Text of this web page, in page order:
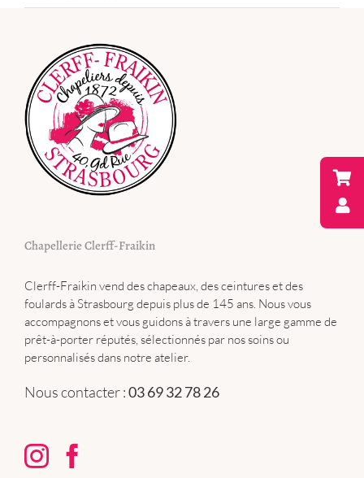
Chapellerie Clerff-Fraikin
Clerff-Fraikin vend des chapeaux, des ceintures et des
foulards à Strasbourg depuis plus de 145 ans. Nous vous
accompagnons et vous guidons à travers une large gamme de
prêt-à-porter réputés, sélectionnés par nos soins ou
personnalisés dans notre atelier.
Nous contacter :03 69 32 78 26